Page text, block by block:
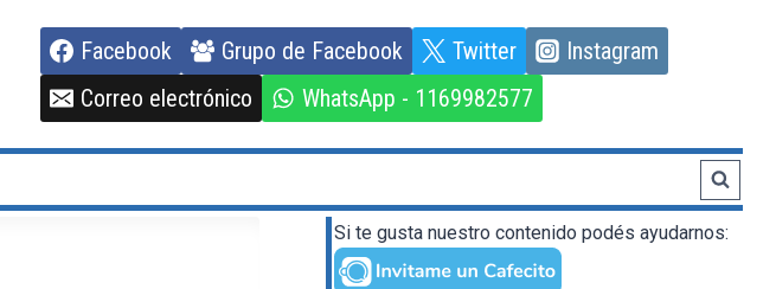
Facebook Grupo de Facebook Twitter
Instagram
Correo electrónico
WhatsApp - 1169982577
Si te gusta nuestro contenido podés ayudarnos: